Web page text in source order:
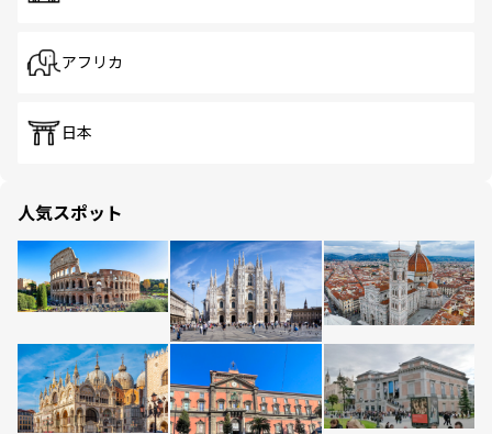
アフリカ
日本
人気スポット